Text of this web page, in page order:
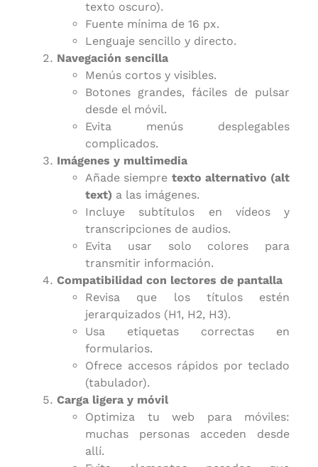
texto oscuro).
Fuente mínima de 16 px.
Lenguaje sencillo y directo.
Navegación sencilla
Menús cortos y visibles.
Botones grandes, fáciles de pulsar
desde el móvil.
Evita menús desplegables
complicados.
Imágenes y multimedia
Añade siempre texto alternativo (alt
text) a las imágenes.
Incluye subtítulos en vídeos y
transcripciones de audios.
Evita usar solo colores para
transmitir información.
Compatibilidad con lectores de pantalla
Revisa que los títulos estén
jerarquizados (H1, H2, H3).
Usa etiquetas correctas en
formularios.
Ofrece accesos rápidos por teclado
(tabulador).
Carga ligera y móvil
Optimiza tu web para móviles:
muchas personas acceden desde
allí.